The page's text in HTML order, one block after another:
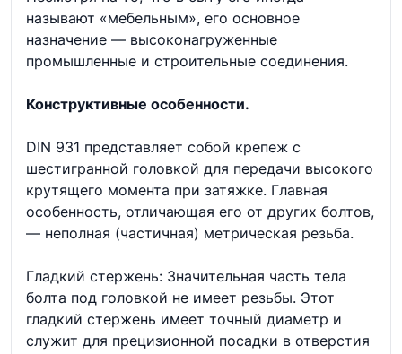
называют «мебельным», его основное
назначение — высоконагруженные
промышленные и строительные соединения.
Конструктивные особенности.
DIN 931 представляет собой крепеж с
шестигранной головкой для передачи высокого
крутящего момента при затяжке. Главная
особенность, отличающая его от других болтов,
— неполная (частичная) метрическая резьба.
Гладкий стержень: Значительная часть тела
болта под головкой не имеет резьбы. Этот
гладкий стержень имеет точный диаметр и
служит для прецизионной посадки в отверстия